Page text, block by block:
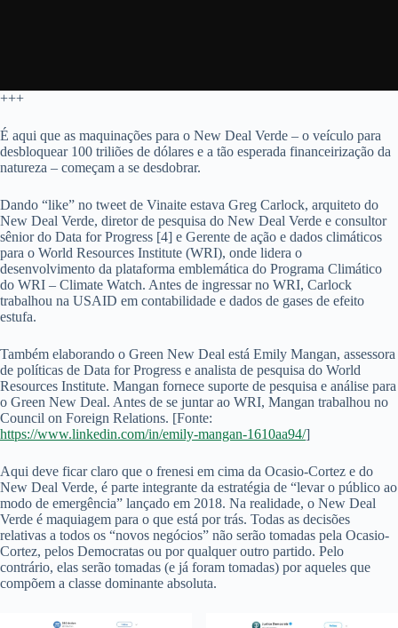
+++
É aqui que as maquinações para o New Deal Verde – o veículo para
desbloquear 100 triliões de dólares e a tão esperada financeirização da
natureza – começam a se desdobrar.
Dando “like” no tweet de Vinaite estava Greg Carlock, arquiteto do
New Deal Verde, diretor de pesquisa do New Deal Verde e consultor
sênior do Data for Progress [4] e Gerente de ação e dados climáticos
para o World Resources Institute (WRI), onde lidera o
desenvolvimento da plataforma emblemática do Programa Climático
do WRI – Climate Watch. Antes de ingressar no WRI, Carlock
trabalhou na USAID em contabilidade e dados de gases de efeito
estufa.
Também elaborando o Green New Deal está Emily Mangan, assessora
de políticas de Data for Progress e analista de pesquisa do World
Resources Institute. Mangan fornece suporte de pesquisa e análise para
o Green New Deal. Antes de se juntar ao WRI, Mangan trabalhou no
Council on Foreign Relations. [Fonte:
https://www.linkedin.com/in/emily-mangan-1610aa94/]
Aqui deve ficar claro que o frenesi em cima da Ocasio-Cortez e do
New Deal Verde, é parte integrante da estratégia de “levar o público ao
modo de emergência” lançado em 2018. Na realidade, o New Deal
Verde é maquiagem para o que está por trás. Todas as decisões
relativas a todos os “novos negócios” não serão tomadas pela Ocasio-
Cortez, pelos Democratas ou por qualquer outro partido. Pelo
contrário, elas serão tomadas (e já foram tomadas) por aqueles que
compõem a classe dominante absoluta.